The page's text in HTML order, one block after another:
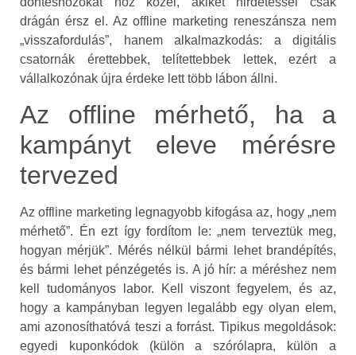
drágán érsz el. Az offline marketing reneszánsza nem
„visszafordulás”, hanem alkalmazkodás: a digitális
csatornák érettebbek, telítettebbek lettek, ezért a
vállalkozónak újra érdeke lett több lábon állni.
Az offline mérhető, ha a
kampányt eleve mérésre
tervezed
Az offline marketing legnagyobb kifogása az, hogy „nem
mérhető”. Én ezt így fordítom le: „nem terveztük meg,
hogyan mérjük”. Mérés nélkül bármi lehet brandépítés,
és bármi lehet pénzégetés is. A jó hír: a méréshez nem
kell tudományos labor. Kell viszont fegyelem, és az,
hogy a kampányban legyen legalább egy olyan elem,
ami azonosíthatóvá teszi a forrást. Tipikus megoldások:
egyedi kuponkódok (külön a szórólapra, külön a